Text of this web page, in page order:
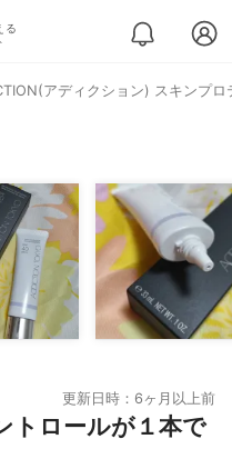
る
アディクション) スキンプ
更新日時：6ヶ月以上前
トロールが１本で